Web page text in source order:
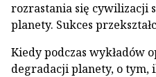
rozrastania się cywilizacji
planety. Sukces
Kiedy podczas wykładów
degradacji planety, o tym,